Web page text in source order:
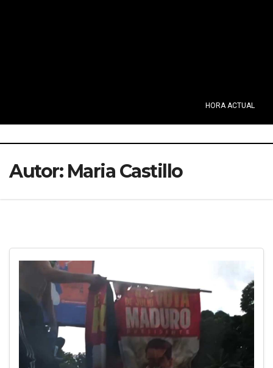
HORA ACTUAL
Autor: Maria Castillo